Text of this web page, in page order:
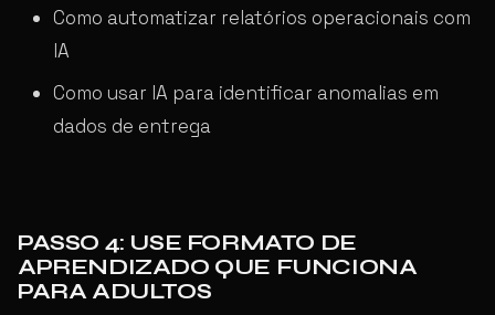
Como automatizar relatórios operacionais com
IA
Como usar IA para identificar anomalias em
dados de entrega
PASSO 4: USE FORMATO DE
APRENDIZADO QUE FUNCIONA
PARA ADULTOS